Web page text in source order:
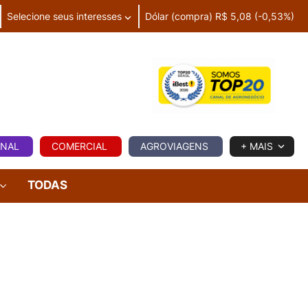
Selecione seus interesses Dólar (compra) R$ 5,08 (-0,53%)
COMERCIAL AGROVIAGENS + MAIS
TODAS